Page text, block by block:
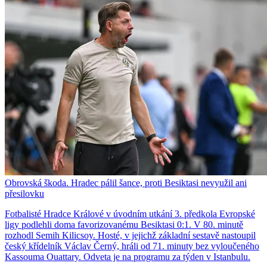
Obrovská škoda. Hradec pálil šance, proti Besiktasi nevyužil ani
přesilovku
Fotbalisté Hradce Králové v úvodním utkání 3. předkola Evropské
ligy podlehli doma favorizovanému Besiktasi 0:1. V 80. minutě
rozhodl Semih Kilicsoy. Hosté, v jejichž základní sestavě nastoupil
český křídelník Václav Černý, hráli od 71. minuty bez vyloučeného
Kassouma Ouattary. Odveta je na programu za týden v Istanbulu.